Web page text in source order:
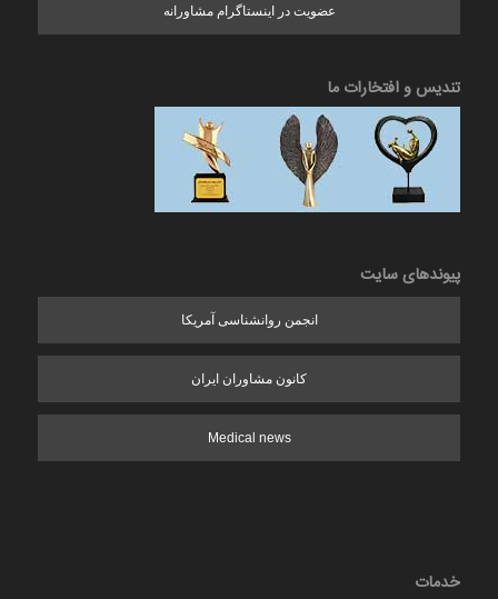
عضویت در اینستاگرام مشاورانه
تندیس و افتخارات ما
پیوندهای سایت
انجمن روانشناسی آمریکا
کانون مشاوران ایران
Medical news
خدمات